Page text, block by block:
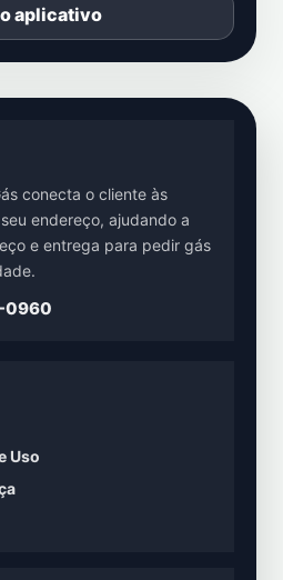
aplicativo
conecta o cliente às
endereço, ajudando a
e entrega para pedir gás
0960
Uso